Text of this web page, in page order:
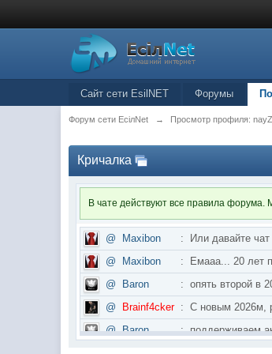
Сайт сети EsilNET Форумы
Форум сети EciлNet → Просмотр профиля:
Кричалка
В чате действуют все правила форума.
@ Maxibon :
Или давайте
@
Maxibon :
Емааа... 20 лет
@
Baron :
опять второй в
@
Brainf4cker :
С новым
@
Baron :
поддерживаем